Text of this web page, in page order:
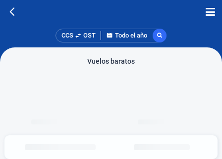
CCS OST Todo el año
Vuelos baratos